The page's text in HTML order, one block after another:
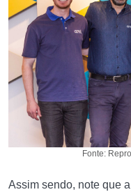
Fonte:
Assim sendo, note que